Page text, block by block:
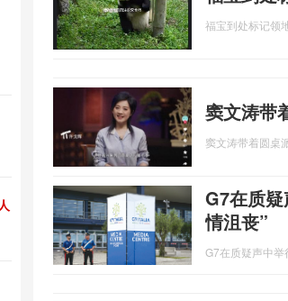
福宝到处标记领
窦文涛带
窦文涛带着圆桌
G7在质
情沮丧”
G7在质疑声中举